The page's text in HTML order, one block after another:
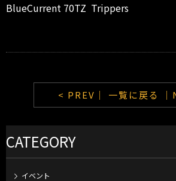
BlueCurrent 70TZ Trippers
< PREV｜ 一覧に戻る
CATEGORY
イベント